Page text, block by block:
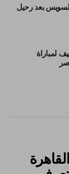
بعد رحيل
لمباراة